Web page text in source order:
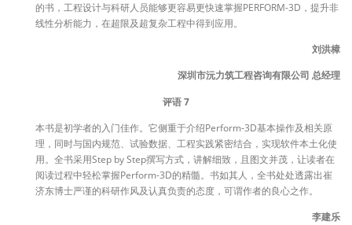
的书，工程设计与科研人员能够更容易更快速掌握PERFORM-3D，提升非
线性分析能力，在超限及超复杂工程中得到应用。
刘洪樟
深圳市沅力筑工程咨询有限公司 总经理
评语 7
本书是初学者的入门佳作。它侧重于介绍Perform-3D基本操作及相关原
理，同时与国内规范、试验数据、工程实践紧密结合，实现软件本土化使
用。全书采用Step by Step撰写方式，讲解细致，且图文并茂，让读者在
阅读过程中轻松掌握Perform-3D的精髓。书如其人，全书处处透露出崔
济东博士严谨的科研作风及认真负责的态度，可谓作者的良心之作。
李建乐